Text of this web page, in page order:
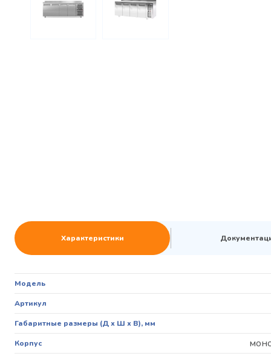
Характеристики
Модель
Артикул
Габаритные размеры (Д х Ш х В), мм
Корпус